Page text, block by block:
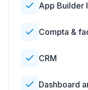
App Builder
Compta &
CRM
Dashboard